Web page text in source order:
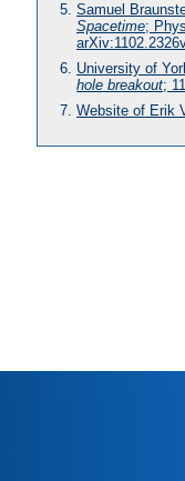
Samuel
Spacetime;
University of
hole breakout;
Website of Erik